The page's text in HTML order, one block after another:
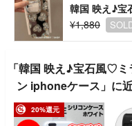
¥1,880
「韓国 映え♪宝石風♡
ン iphoneケース」に
20%還元